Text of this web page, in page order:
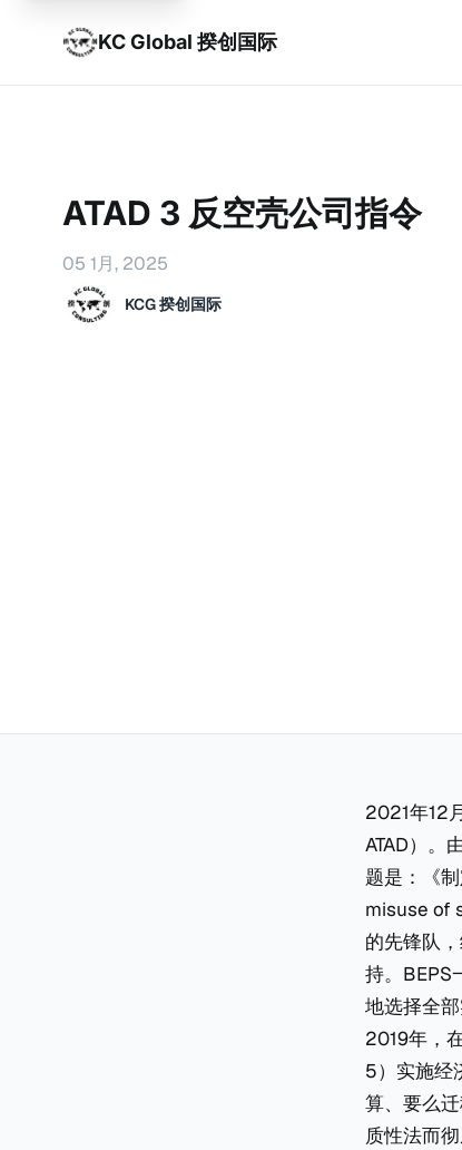
KC Global 揆创国际
ATAD 3 反空壳公司指令
05 1月, 2025
KCG 揆创国际
2021年12
ATAD）。
题是：《
misuse of
的先锋队
持。BEPS
地选择全部
2019年，
5）实施经
算、要么
质性法而